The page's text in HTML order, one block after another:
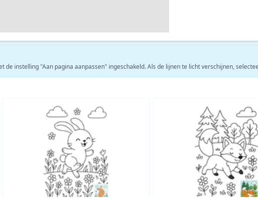
de instelling "Aan pagina aanpassen" ingeschakeld. Als de lijnen te licht verschijnen,